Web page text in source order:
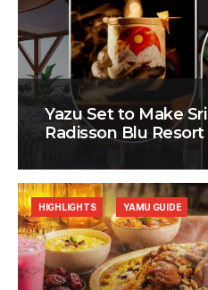
Yazu Set to Make
Radisson Blu
HIGHLIGHTS YAMU GUIDE